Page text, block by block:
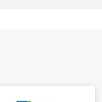
for an 18
insurance for an 18